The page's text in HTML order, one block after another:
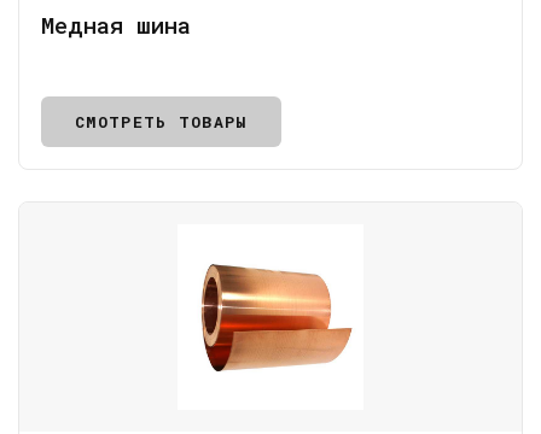
Медная шина
СМОТРЕТЬ ТОВАРЫ